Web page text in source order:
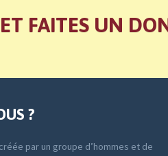
FAITES UN
?
par un groupe d’hommes et de